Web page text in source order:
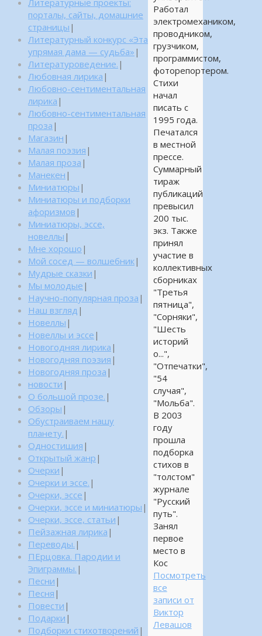
Работал
электромехаником,
проводником,
грузчиком,
программистом,
фоторепортером.
Стихи
начал
писать с
1995 года.
Печатался
в местной
прессе.
Суммарный
тираж
публикаций
превысил
200 тыс.
экз. Также
принял
участие в
коллективных
сборниках
"Третья
пятница",
"Сорняки",
"Шесть
историй
о...",
"Отпечатки",
"54
случая",
"Мольба".
В 2003
году
прошла
подборка
стихов в
"толстом"
журнале
"Русский
путь".
Занял
первое
место в
Кос
Посмотреть
все
записи от
Виктор
Левашов
Литературные проекты:
порталы, сайты, домашние
страницы |
Литературный конкурс «Эта
упрямая дама — судьба» |
Литературоведение. |
Любовная лирика |
Любовно-сентиментальная
лирика |
Любовно-сентиментальная
проза |
Магазин |
Малая поэзия |
Малая проза |
Манекен |
Миниатюры |
Миниатюры и подборки
афоризмов |
Миниатюры, эссе,
новеллы |
Мне хорошо |
Мой сосед — волшебник|
Мудрые сказки |
Мы молодые |
Научно-популярная проза |
Наш взгляд |
Новеллы |
Новеллы и эссе |
Новогодняя лирика |
Новогодняя поэзия |
Новогодняя проза |
новости |
О большой прозе. |
Обзоры |
Обустраиваем нашу
планету. |
Одностишия |
Открытый жанр |
Очерки |
Очерки и эссе. |
Очерки, эссе |
Очерки, эссе и миниатюры |
Очерки, эссе, статьи |
Пейзажная лирика |
Переводы. |
ПЕрцовка. Пародии и
Эпиграммы. |
Песни |
Песня |
Повести |
Подарки |
Подборки стихотворений |